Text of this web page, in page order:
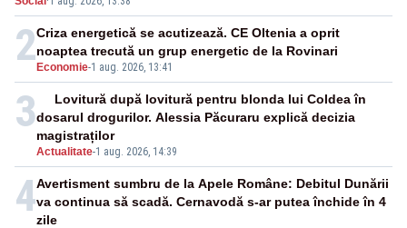
2Economie-1 aug. 2026, 13:41
Criza energetică se acutizează. CE Oltenia a oprit
noaptea trecută un grup energetic de la Rovinari
3
Actualitate-1 aug. 2026, 14:39
Lovitură după lovitură pentru blonda lui Coldea în
dosarul drogurilor. Alessia Păcuraru explică decizia
magistraților
4Avertisment sumbru de la Apele Române: Debitul Dunării
va continua să scadă. Cernavodă s-ar putea închide în 4
zile